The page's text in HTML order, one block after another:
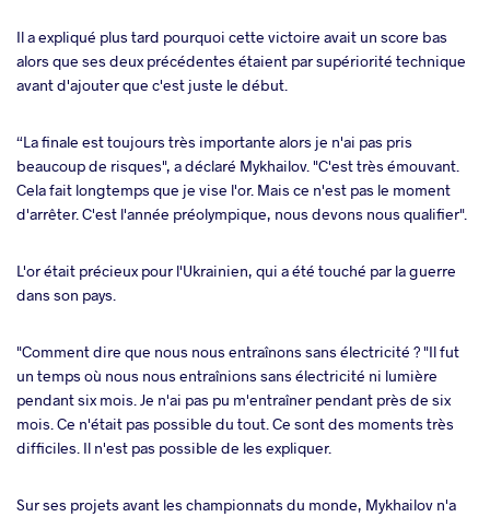
Il a expliqué plus tard pourquoi cette victoire avait un score bas
alors que ses deux précédentes étaient par supériorité technique
avant d'ajouter que c'est juste le début.
“La finale est toujours très importante alors je n'ai pas pris
beaucoup de risques", a déclaré Mykhailov. "C'est très émouvant.
Cela fait longtemps que je vise l'or. Mais ce n'est pas le moment
d'arrêter. C'est l'année préolympique, nous devons nous qualifier".
L'or était précieux pour l'Ukrainien, qui a été touché par la guerre
dans son pays.
"Comment dire que nous nous entraînons sans électricité ? "Il fut
un temps où nous nous entraînions sans électricité ni lumière
pendant six mois. Je n'ai pas pu m'entraîner pendant près de six
mois. Ce n'était pas possible du tout. Ce sont des moments très
difficiles. Il n'est pas possible de les expliquer.
Sur ses projets avant les championnats du monde, Mykhailov n'a